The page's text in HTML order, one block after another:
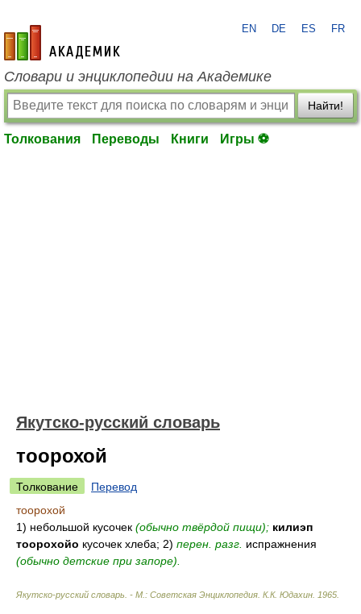
academic.ru
EN DE ES FR
Словари и энциклопедии на Академике
Найти!
Толкования Переводы Книги Игры ⚽
Якутско-русский словарь
тоорохой
Толкование
Перевод
тоорохой
1) небольшой кусочек (обычно твёрдой пищи); килиэп
тоорохойо кусочек хлеба; 2) перен. разг. испражнения
(обычно детские при запоре).
Якутско-русский словарь. - М.: Советская Энциклопедия К.К. Юдахин 1965